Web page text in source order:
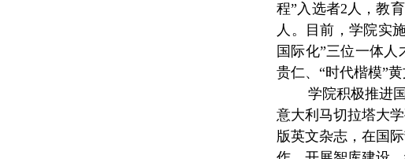
程”入选者2 人，教
人。目前，学院实
国际化”三位一体
贵仁、“时代楷模”
学院积极推进国
意大利马切拉塔大
版英文杂志，在国